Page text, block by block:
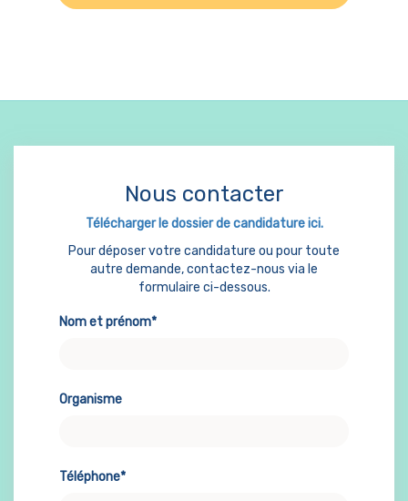
Nous contacter
Télécharger le dossier de candidature ici.
Pour déposer votre candidature ou pour toute
autre demande, contactez-nous via le
formulaire ci-dessous.
Nom et prénom*
Organisme
Téléphone*